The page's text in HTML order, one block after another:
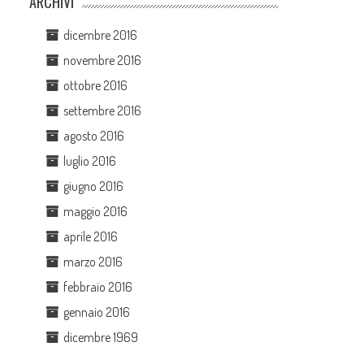
dicembre 2016
novembre 2016
ottobre 2016
settembre 2016
agosto 2016
luglio 2016
giugno 2016
maggio 2016
aprile 2016
marzo 2016
febbraio 2016
gennaio 2016
dicembre 1969